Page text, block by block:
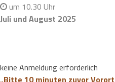
um 10.30 Uhr
Juli und August 2025
keine Anmeldung erforderlich
„Bitte 10 minuten zuvor